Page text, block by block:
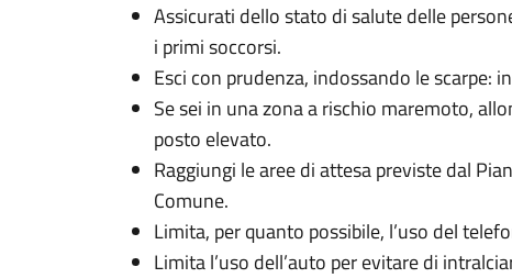
Assicurati dello stato di salute delle
i primi soccorsi.
Esci con prudenza, indossando le
Se sei in una zona a rischio maremoto,
posto elevato.
Raggiungi le aree di attesa previste dal
Comune.
Limita, per quanto possibile, l’uso del
Limita l’uso dell’auto per evitare di